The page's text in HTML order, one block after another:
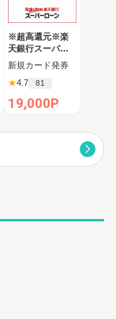
※超高還元※楽
天銀行スーパー
ローン
新規カード発券
★4.7 81
19,000P